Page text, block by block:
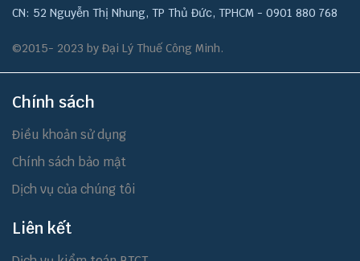
CN: 52 Nguyễn Thị Nhung, TP Thủ Đức, TPHCM - 0901 880 768
©2015- 2023 by Đại Lý Thuế Công Minh.
Chính sách
Điều khoản sử dụng
Chính sách bảo mật
Dịch vụ của chúng tôi
Liên kết